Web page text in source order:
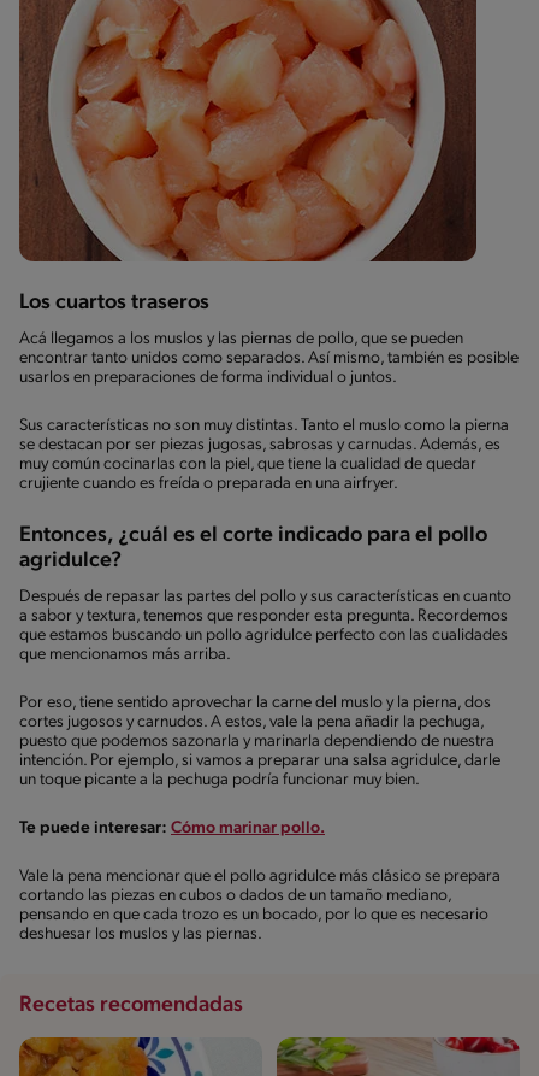
Los cuartos traseros
Acá llegamos a los muslos y las piernas de pollo, que se pueden
encontrar tanto unidos como separados. Así mismo, también es posible
usarlos en preparaciones de forma individual o juntos.
Sus características no son muy distintas. Tanto el muslo como la pierna
se destacan por ser piezas jugosas, sabrosas y carnudas. Además, es
muy común cocinarlas con la piel, que tiene la cualidad de quedar
crujiente cuando es freída o preparada en una airfryer.
Entonces, ¿cuál es el corte indicado para el pollo
agridulce?
Después de repasar las partes del pollo y sus características en cuanto
a sabor y textura, tenemos que responder esta pregunta. Recordemos
que estamos buscando un pollo agridulce perfecto con las cualidades
que mencionamos más arriba.
Por eso, tiene sentido aprovechar la carne del muslo y la pierna, dos
cortes jugosos y carnudos. A estos, vale la pena añadir la pechuga,
puesto que podemos sazonarla y marinarla dependiendo de nuestra
intención. Por ejemplo, si vamos a preparar una salsa agridulce, darle
un toque picante a la pechuga podría funcionar muy bien.
Te puede interesar: Cómo marinar pollo.
Vale la pena mencionar que el pollo agridulce más clásico se prepara
cortando las piezas en cubos o dados de un tamaño mediano,
pensando en que cada trozo es un bocado, por lo que es necesario
deshuesar los muslos y las piernas.
Recetas recomendadas